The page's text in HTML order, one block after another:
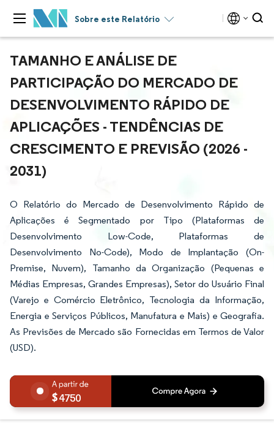
Sobre este Relatório
TAMANHO E ANÁLISE DE
PARTICIPAÇÃO DO MERCADO DE
DESENVOLVIMENTO RÁPIDO DE
APLICAÇÕES - TENDÊNCIAS DE
CRESCIMENTO E PREVISÃO (2026 -
2031)
O Relatório do Mercado de Desenvolvimento Rápido de
Aplicações é Segmentado por Tipo (Plataformas de
Desenvolvimento Low-Code, Plataformas de
Desenvolvimento No-Code), Modo de Implantação (On-
Premise, Nuvem), Tamanho da Organização (Pequenas e
Médias Empresas, Grandes Empresas), Setor do Usuário Final
(Varejo e Comércio Eletrônico, Tecnologia da Informação,
Energia e Serviços Públicos, Manufatura e Mais) e Geografia.
As Previsões de Mercado são Fornecidas em Termos de Valor
(USD).
4750